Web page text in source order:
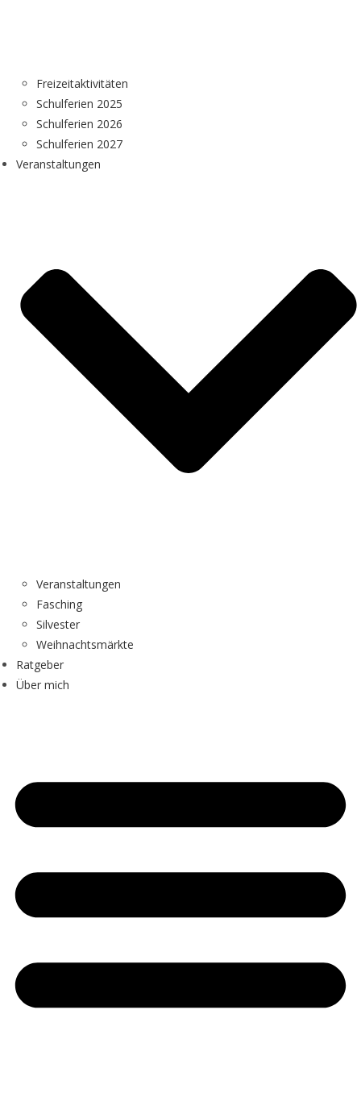
Freizeitaktivitäten
Schulferien 2025
Schulferien 2026
Schulferien 2027
Veranstaltungen
Veranstaltungen
Fasching
Silvester
Weihnachtsmärkte
Ratgeber
Über mich